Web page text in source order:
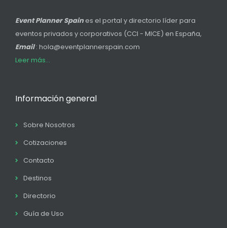
Event Planner Spain es el portal y directorio líder para
eventos privados y corporativos (CCI - MICE) en España,
Email: hola@eventplannerspain.com
Leer más...
Información general
Sobre Nosotros
Cotizaciones
Contacto
Destinos
Directorio
Guía de Uso